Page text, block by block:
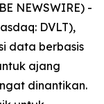
NEWSWIRE) -
DVLT),
data berbasis
ajang
dinantikan.